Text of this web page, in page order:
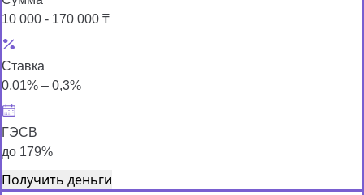
10 000 - 170 000 ₸
Ставка
0,01% – 0,3%
ГЭСВ
до 179%
Получить деньги